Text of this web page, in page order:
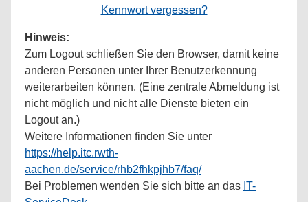
Kennwort vergessen?
Hinweis:
Zum Logout schließen Sie den Browser, damit keine
anderen Personen unter Ihrer Benutzerkennung
weiterarbeiten können. (Eine zentrale Abmeldung ist
nicht möglich und nicht alle Dienste bieten ein
Logout an.)
Weitere Informationen finden Sie unter
https://help.itc.rwth-
aachen.de/service/rhb2fhkpjhb7/faq/
Bei Problemen wenden Sie sich bitte an das IT-